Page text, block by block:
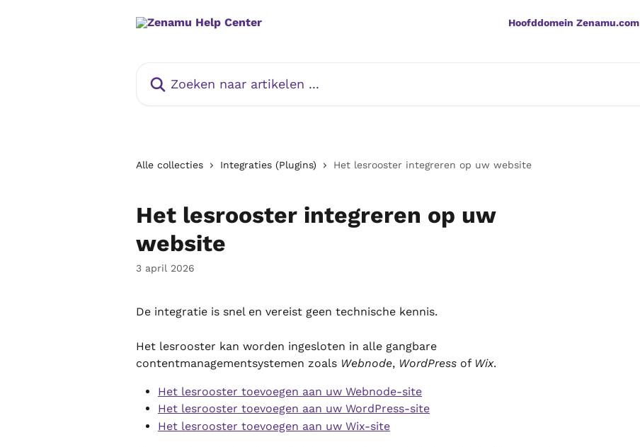
Hoofddomein Zenamu.com
Alle collecties Integraties (Plugins) Het lesrooster integreren op uw website
Het lesrooster integreren op uw
website
3 april 2026
De integratie is snel en vereist geen technische kennis.
Het lesrooster kan worden ingesloten in alle gangbare
contentmanagementsystemen zoals Webnode, WordPress of Wix.
Het lesrooster toevoegen aan uw Webnode-site
Het lesrooster toevoegen aan uw WordPress-site
Het lesrooster toevoegen aan uw Wix-site